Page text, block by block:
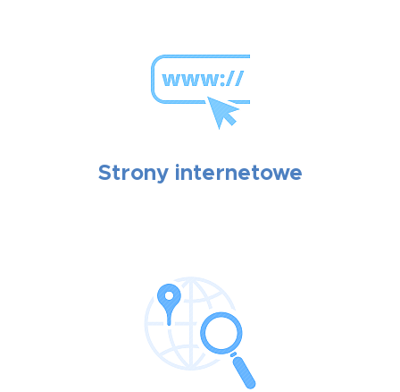
Strony internetowe